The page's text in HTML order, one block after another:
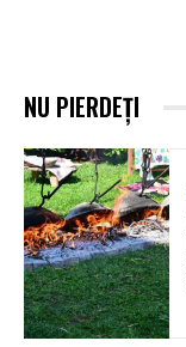
NU PIERDEȚI